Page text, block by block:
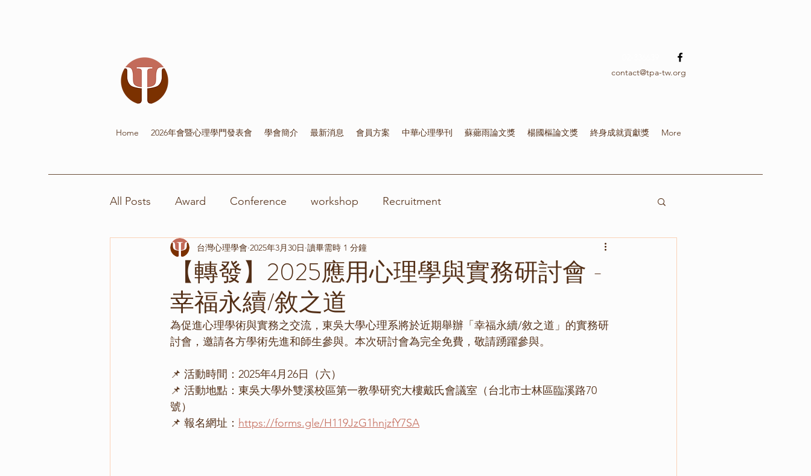
contact@tpa-tw.org
Home 2026年會暨心理學門發表會 學會簡介 最新消息 會員方案 中華心理學刊 蘇薌雨論文獎 楊國樞論文獎 終身成就貢獻獎 More
All Posts Award Conference workshop Recruitment
【轉發】2025應用心理學與實務研討會 -
幸福永續/敘之道
台灣心理學會 2025年3月30日 讀畢需時 1 分鐘
為促進心理學術與實務之交流，東吳大學心理系將於近期舉辦「幸福永續/敘之道」的實務研
討會，邀請各方學術先進和師生參與。本次研討會為完全免費，敬請踴躍參與。
📌 活動時間：2025年4月26日（六）
📌 活動地點：東吳大學外雙溪校區第一教學研究大樓戴氏會議室（台北市士林區臨溪路70
號）
📌 報名網址： https://forms.gle/H119JzG1hnjzfY7SA